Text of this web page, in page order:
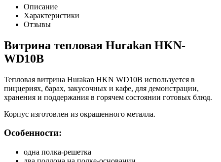
Описание
Характеристики
Отзывы
Витрина тепловая Hurakan HKN-
WD10B
Тепловая витрина Hurakan HKN WD10B используется в
пиццериях, барах, закусочных и кафе, для демонстрации,
хранения и поддержания в горячем состоянии готовых блюд.
Корпус изготовлен из окрашенного металла.
Особенности:
одна полка-решетка